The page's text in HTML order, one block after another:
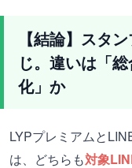
【結論】スタ
じ。違いは「
化」か
LYPプレミアムと
は、どちらも対象